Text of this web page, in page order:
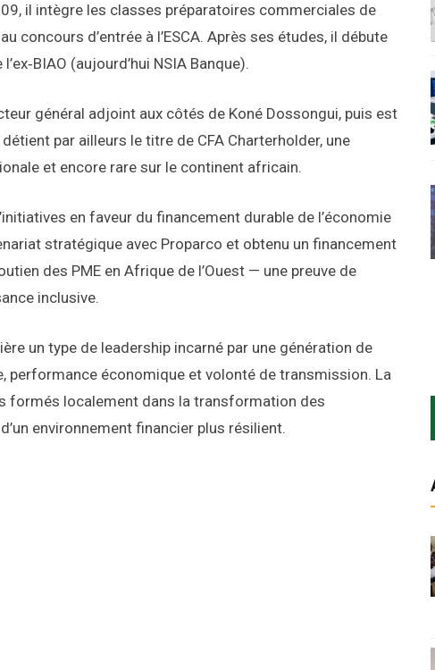
il intègre les classes préparatoires commerciales de
concours d’entrée à l’ESCA. Après ses études, il débute
(aujourd’hui NSIA Banque).
général adjoint aux côtés de Koné Dossongui, puis est
par ailleurs le titre de CFA Charterholder, une
et encore rare sur le continent africain.
en faveur du financement durable de l’économie
stratégique avec Proparco et obtenu un financement
des PME en Afrique de l’Ouest — une preuve de
inclusive.
un type de leadership incarné par une génération de
performance économique et volonté de transmission. La
formés localement dans la transformation des
environnement financier plus résilient.